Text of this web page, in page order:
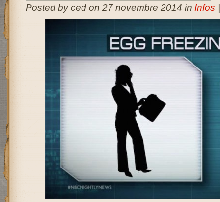
Posted by ced on 27 novembre 2014 in Infos